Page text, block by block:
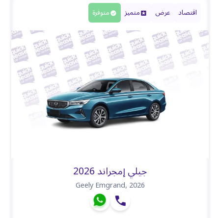
اقتصاد عرض متميز متوفرة
جيلي إمجراند 2026
Geely Emgrand,2026